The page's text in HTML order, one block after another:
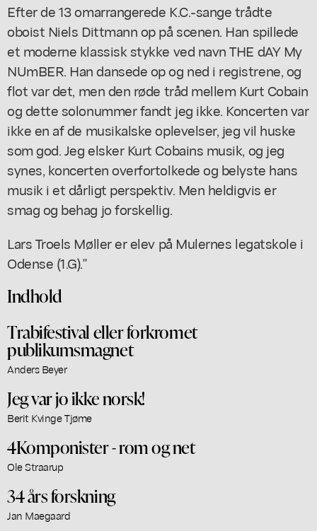
Efter de 13 omarrangerede K.C.-sange trådte
oboist Niels Dittmann op på scenen. Han spillede
et moderne klassisk stykke ved navnTHE dAY My
NUmBER. Han dansede op og ned i registrene, og
flot var det, men den røde tråd mellem Kurt Cobain
og dette solonummer fandt jeg ikke. Koncerten var
ikke en af de musikalske oplevelser, jeg vil huske
som god. Jeg elsker Kurt Cobains musik, og jeg
synes, koncerten overfortolkede og belyste hans
musik i et dårligt perspektiv. Men heldigvis er
smag og behag jo forskellig.
Lars Troels Møller er elev på Mulernes legatskole i
Odense (1.G)."
Indhold
Trabifestival eller forkromet
publikumsmagnet
Anders Beyer
Jeg var jo ikke norsk!
Berit Kvinge Tjøme
4Komponister - rom og net
Ole Straarup
34 års forskning
Jan Maegaard